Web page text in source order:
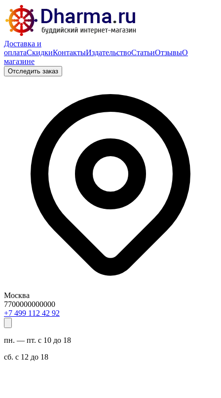
Доставка и
оплатаСкидкиКонтактыИздательствоСтатьиОтзывыО
магазине
Отследить заказ
Москва
7700000000000
29 24 211 994 7+
пн. — пт. с 10 до 18
сб. с 12 до 18